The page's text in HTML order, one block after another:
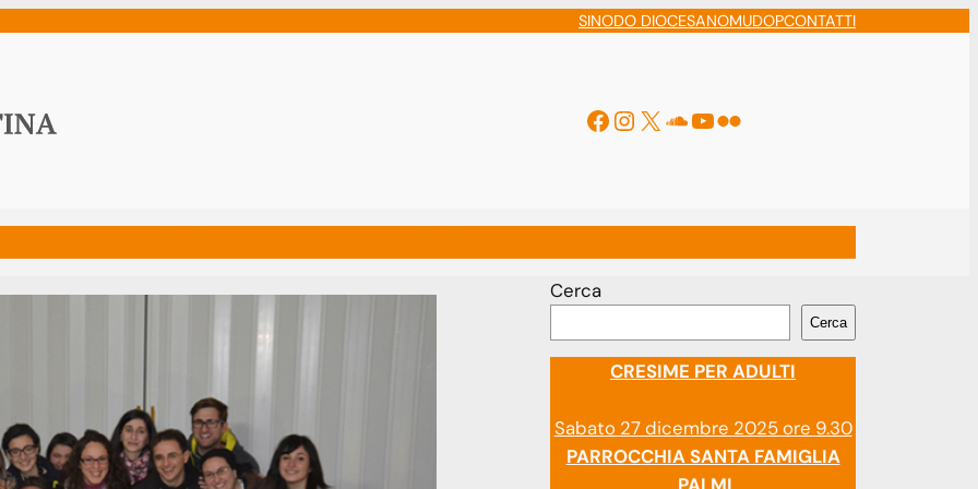
SINODO DIOCESANOMUDOPCONTATTI
Facebook
Instagram
X Soundcloud
YouTube
Flickr
Cerca
Cerca
CRESIME PER ADULTI
Sabato 27 dicembre 2025 ore 9.30
PARROCCHIA SANTA FAMIGLIA